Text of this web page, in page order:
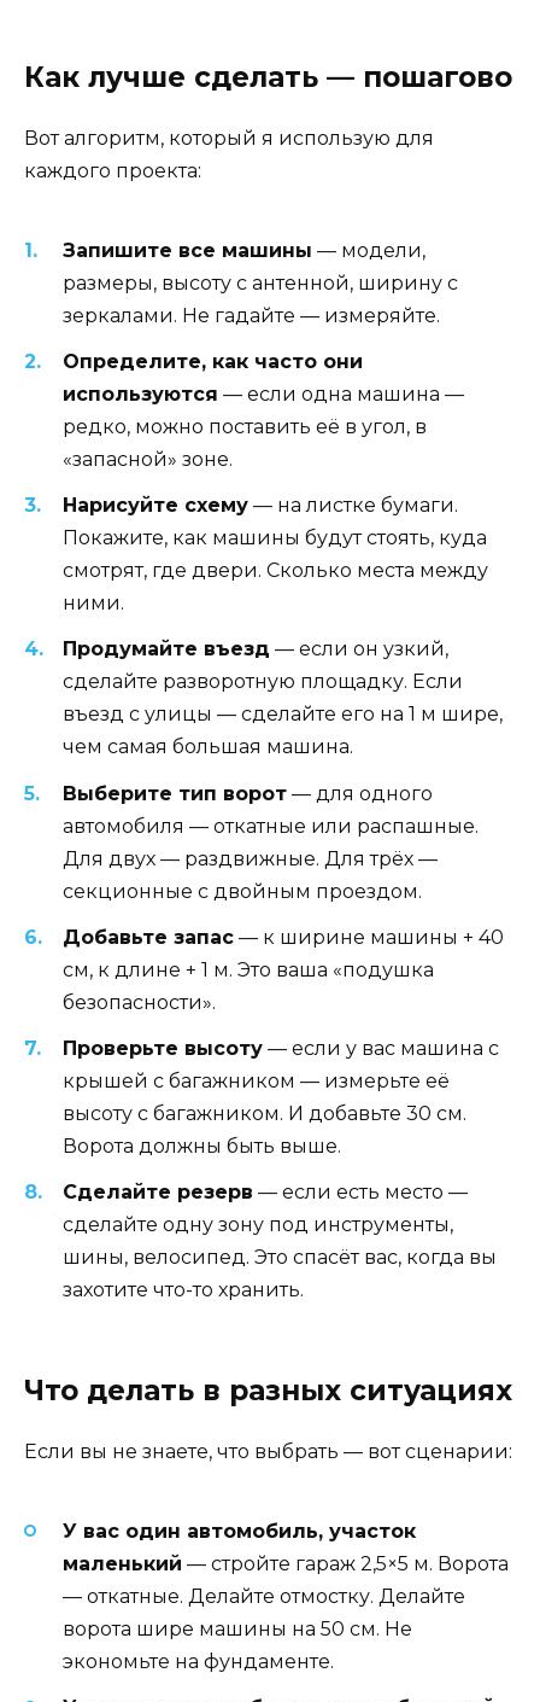
Как лучше сделать — пошагово
Вот алгоритм, который я использую для
каждого проекта:
Запишите все машины — модели,
размеры, высоту с антенной, ширину с
зеркалами. Не гадайте — измеряйте.
Определите, как часто они
используются — если одна машина —
редко, можно поставить её в угол, в
«запасной» зоне.
Нарисуйте схему — на листке бумаги.
Покажите, как машины будут стоять, куда
смотрят, где двери. Сколько места между
ними.
Продумайте въезд — если он узкий,
сделайте разворотную площадку. Если
въезд с улицы — сделайте его на 1 м шире,
чем самая большая машина.
Выберите тип ворот — для одного
автомобиля — откатные или распашные.
Для двух — раздвижные. Для трёх —
секционные с двойным проездом.
Добавьте запас — к ширине машины + 40
см, к длине + 1 м. Это ваша «подушка
безопасности».
Проверьте высоту — если у вас машина с
крышей с багажником — измерьте её
высоту с багажником. И добавьте 30 см.
Ворота должны быть выше.
Сделайте резерв — если есть место —
сделайте одну зону под инструменты,
шины, велосипед. Это спасёт вас, когда вы
захотите что-то хранить.
Что делать в разных ситуациях
Если вы не знаете, что выбрать — вот сценарии:
У вас один автомобиль, участок
маленький — стройте гараж 2,5×5 м. Ворота
— откатные. Делайте отмостку. Делайте
ворота шире машины на 50 см. Не
экономьте на фундаменте.